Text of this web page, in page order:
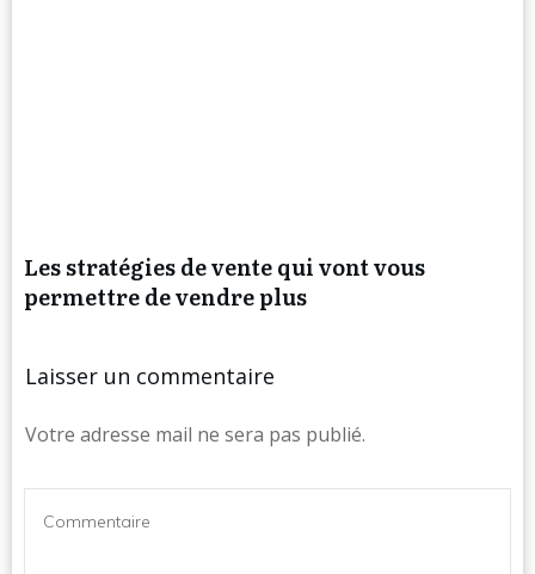
Les stratégies de vente qui vont vous
permettre de vendre plus
Laisser un commentaire
Votre adresse mail ne sera pas publié.